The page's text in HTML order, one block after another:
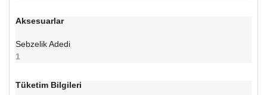
Aksesuarlar
Sebzelik Adedi
1
Tüketim Bilgileri